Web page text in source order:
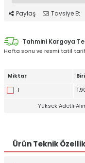
Paylaş Tavsiye Et
Tahmini Kargoya
Hafta sonu ve resmi tatil
Miktar
1
Yüksek Adetli
Ürün Teknik